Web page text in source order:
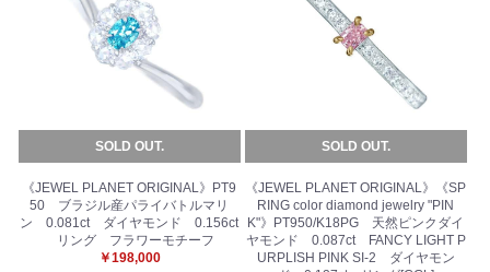
SOLD OUT.
《JEWEL PLANET ORIGINAL》PT9
50 ブラジル産パライバトルマリ
ン 0.081ct ダイヤモンド 0.156ct
リング フラワーモチーフ
￥198,000
SOLD OUT.
《JEWEL PLANET ORIGINAL》《SP
RING color diamond jewelry "PIN
K"》PT950/K18PG 天然ピンクダイ
ヤモンド 0.087ct FANCY LIGHT P
URPLISH PINK SI-2 ダイヤモン